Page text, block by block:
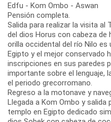
Edfu - Kom Ombo - Aswan
Pensión completa.
Salida para realizar la visita al
del dios Horus con cabeza de
orilla occidental del río Nilo es
Egipto y el mejor conservado
inscripciones en sus paredes
importante sobre el lenguaje,
el periodo grecorromano.
Regreso a la motonave y
Llegada a Kom Ombo y salida
templo en Egipto dedicado